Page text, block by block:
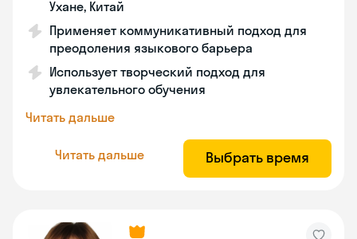
Ухане, Китай
Применяет коммуникативный подход для
преодоления языкового барьера
Использует творческий подход для
увлекательного обучения
Читать дальше
Читать дальше Выбрать время